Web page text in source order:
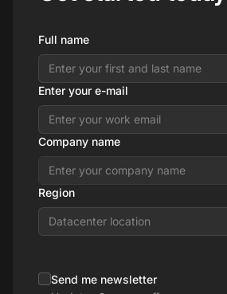
Full name
Enter your e-mail
Company name
Region
Datacenter location
Send me newsletter